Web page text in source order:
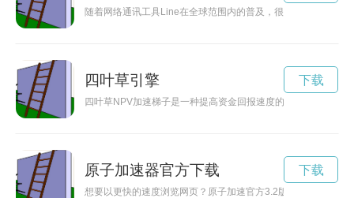
随着网络通讯工具Line在全球范围内的普及，很多用户开始关
四叶草引擎
四叶草NPV加速梯子是一种提高资金回报速度的方法，有效提
下载
原子加速器官方下载
想要以更快的速度浏览网页？原子加速官方3.2版现已发布，提
下载